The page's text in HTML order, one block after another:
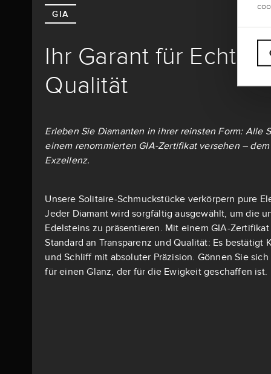
GIA
Ihr Garant für
Qualität
Erleben Sie Diamanten in ihrer reinsten Form: Alle
einem renommierten GIA-Zertifikat versehen –
Exzellenz.
Unsere Solitaire-Schmuckstücke verkörpern pure
Jeder Diamant wird sorgfältig ausgewählt, um die
Edelsteins zu präsentieren. Mit einem GIA-
Standard an Transparenz und Qualität: Es bestätigt
und Schliff mit absoluter Präzision. Gönnen Sie
für einen Glanz, der für die Ewigkeit geschaffen ist.